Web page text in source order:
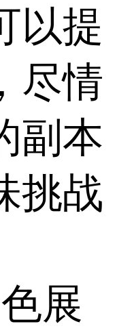
以提
尽情
副本
挑战
展